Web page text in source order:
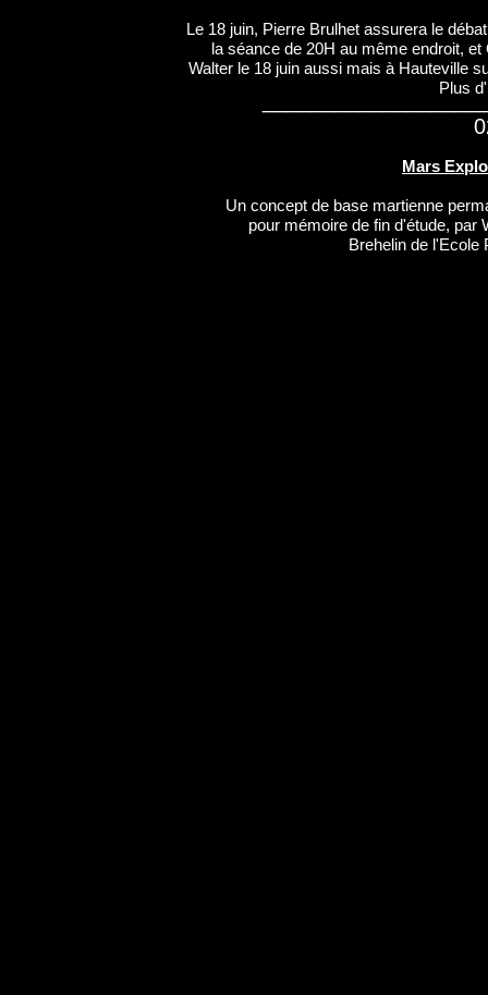
Le 18 juin, Pierre Brulhet assurera le
la séance de 20H au même endroit, et
Walter le 18 juin aussi mais à Hauteville
Plus
Mars
Un concept de base martienne
pour mémoire de fin d'étude, par
Brehelin de l'Ecole